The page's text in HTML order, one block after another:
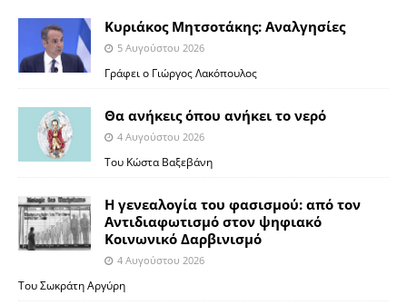
Κυριάκος Μητσοτάκης: Αναλγησίες
5 Αυγούστου 2026
Γράφει ο Γιώργος Λακόπουλος
Θα ανήκεις όπου ανήκει το νερό
4 Αυγούστου 2026
Του Κώστα Βαξεβάνη
Η γενεαλογία του φασισμού: από τον
Αντιδιαφωτισμό στον ψηφιακό
Κοινωνικό Δαρβινισμό
4 Αυγούστου 2026
Του Σωκράτη Αργύρη